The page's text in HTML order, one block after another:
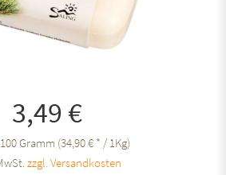
3,49 €
100 Gramm (34,90 € * / 1Kg)
zzgl. Versandkosten